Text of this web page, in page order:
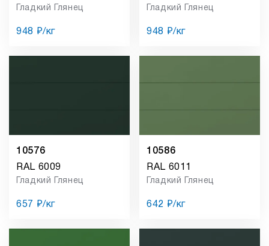
Гладкий Глянец
948 ₽/кг
Гладкий Глянец
948 ₽/кг
10576
RAL 6009
Гладкий Глянец
657 ₽/кг
10586
RAL 6011
Гладкий Глянец
642 ₽/кг